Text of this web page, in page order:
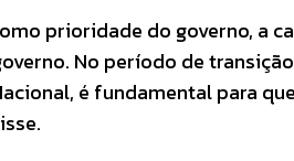
prioridade do governo, a
No período de
é fundamental para